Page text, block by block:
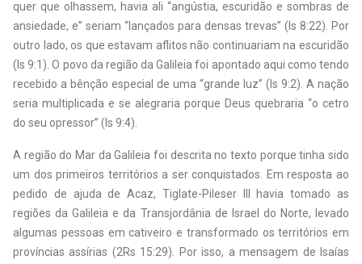
quer que olhassem, havia ali “angústia, escuridão e sombras de
ansiedade, e” seriam “lançados para densas trevas” (Is 8:22). Por
outro lado, os que estavam aflitos não continuariam na escuridão
(Is 9:1). O povo da região da Galileia foi apontado aqui como tendo
recebido a bênção especial de uma “grande luz” (Is 9:2). A nação
seria multiplicada e se alegraria porque Deus quebraria “o cetro
do seu opressor” (Is 9:4).
A região do Mar da Galileia foi descrita no texto porque tinha sido
um dos primeiros territórios a ser conquistados. Em resposta ao
pedido de ajuda de Acaz, Tiglate-Pileser III havia tomado as
regiões da Galileia e da Transjordânia de Israel do Norte, levado
algumas pessoas em cativeiro e transformado os territórios em
províncias assírias (2Rs 15:29). Por isso, a mensagem de Isaías